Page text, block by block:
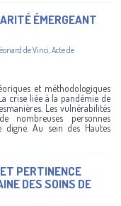
ÉMERGEANT
de Vinci,Acte de
et méthodologiques
crise liée à la pandémie de
Les vulnérabilités
nombreuses personnes
digne. Au sein des Hautes
PERTINENCE
DES SOINS DE